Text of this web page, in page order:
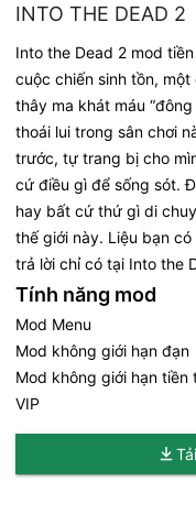
INTO THE DEAD 2
Into the Dead 2 mod
cuộc chiến sinh tồn,
thây ma khát máu
thoái lui trong sân chơi
trước, tự trang bị cho
cứ điều gì để sống sót.
hay bất cứ thứ gì di
thế giới này. Liệu bạn
trả lời chỉ có tại Into the
Tính năng mod
Mod Menu
Mod không giới hạn đạn
Mod không giới hạn tiền
VIP